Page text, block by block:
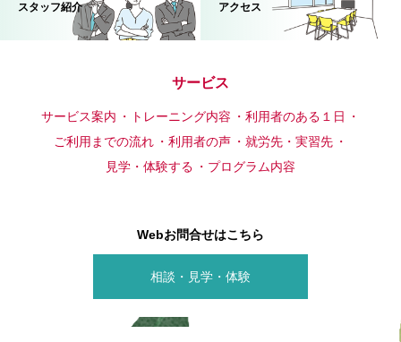
スタッフ紹介 アクセス
サービス
サービス案内 トレーニング内容
利用者のある１日
ご利用までの流れ
利用者の声
就労先・実習先
見学・体験する
プログラム内容
Webお問合せはこちら
相談・見学・体験